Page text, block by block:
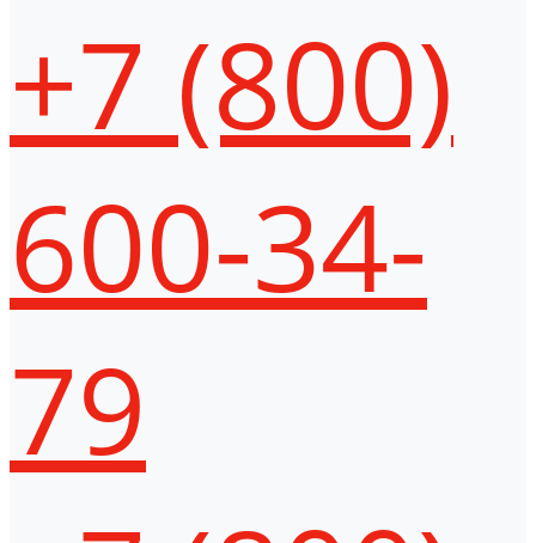
+7 (800)
600-34-
79